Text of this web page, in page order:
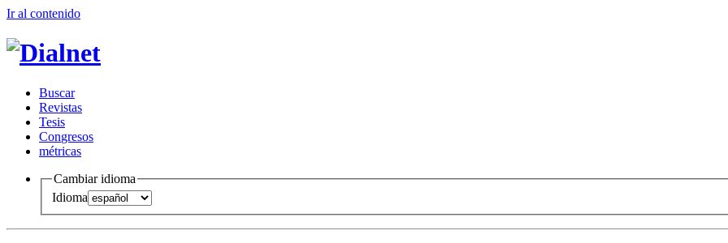
Ir al contenido
Buscar
Revistas
Tesis
Congresos
métricas
Cambiar idioma
Idioma